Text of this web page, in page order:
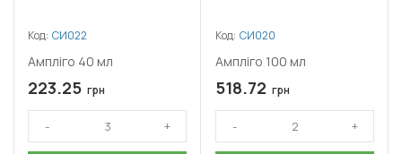
Код: СИ022
Ампліго 40 мл
223.25 грн
Код: СИ020
Ампліго 100 мл
518.72 грн